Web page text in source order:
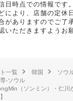
日時点での情報です
により、店舗の定休
がありますのでご了
いただきますようお
一覧 韓国
ソウ
-ソウル
（ソンミン）・仁川